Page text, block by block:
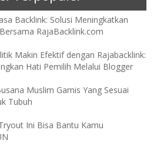
Backlink: Solusi Meningkatkan
RajaBacklink.com
Makin Efektif dengan Rajabacklink:
Hati Pemilih Melalui Blogger
Muslim Gamis Yang Sesuai
Tubuh
Ini Bisa Bantu Kamu